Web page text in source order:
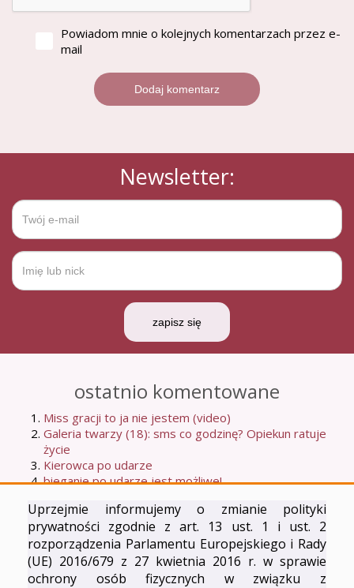
Uprzejmie informujemy o zmianie polityki
prywatności zgodnie z art. 13 ust. 1 i ust. 2
rozporządzenia Parlamentu Europejskiego i Rady
(UE) 2016/679 z 27 kwietnia 2016 r. w sprawie
ochrony osób fizycznych w związku z
Powiadom mnie o kolejnych komentarzach przez e-
mail
Newsletter:
zapisz się
ostatnio komentowane
Miss gracji to ja nie jestem (video)
Galeria twarzy (18): sms co godzinę? Opiekun ratuje
życie
Kierowca po udarze
bieganie po udarze jest możliwe!
lepsze w moim życiu?
Najpopularniejsze
O czytaniu książki Anny Naskręt